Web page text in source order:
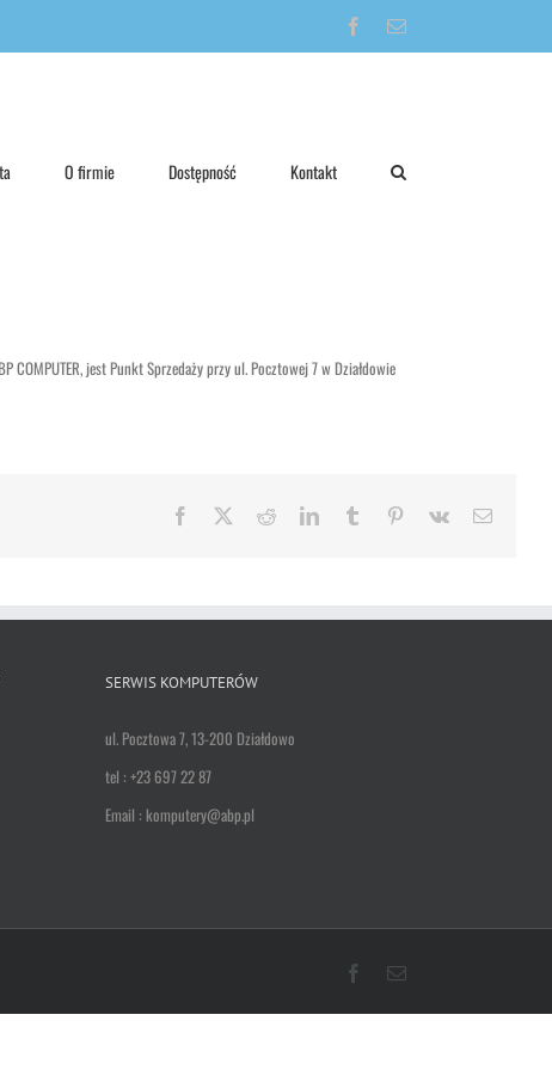
Facebook
Email
O firmie Dostępność Kontakt
jest Punkt Sprzedaży przy ul. Pocztowej 7 w Działdowie
Facebook RedditLinkedInTumblr Pinterest
Vk Email
SERWIS KOMPUTERÓW
ul. Pocztowa 7, 13-200 Działdowo
tel : +23 697 22 87
Email : komputery@abp.pl
Facebook
Email